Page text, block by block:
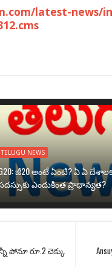
latest-news/
TELUGU NEWS
జీ20 అంటే ఏంటి? ఏ ఏ
ఎందుకింత ప్రాధాన్యత?
పోనూ రూ.2 చెక్కు